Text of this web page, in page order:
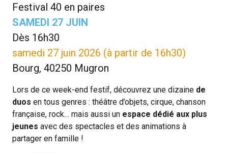
PROGRAMMES À TÉLÉCHARGER
Festival 40 en paires
SAMEDI 27 JUIN
Dès 16h30
samedi 27 juin 2026 (à partir de 16h30)
Bourg, 40250 Mugron
Lors de ce week-end festif, découvrez une dizaine de
duos en tous genres : théâtre d’objets, cirque, chanson
française, rock… mais aussi un espace dédié aux plus
jeunes avec des spectacles et des animations à
partager en famille !